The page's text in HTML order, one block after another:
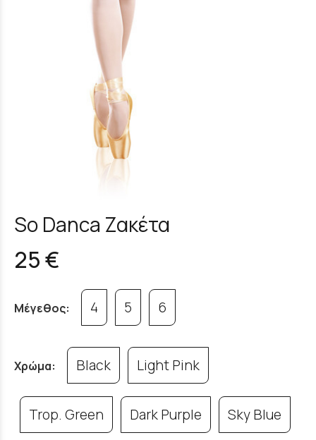
So Danca Ζακέτα
25 €
Μέγεθος: 4 5 6
Χρώμα: Black Light Pink
Trop. Green Dark Purple Sky Blue